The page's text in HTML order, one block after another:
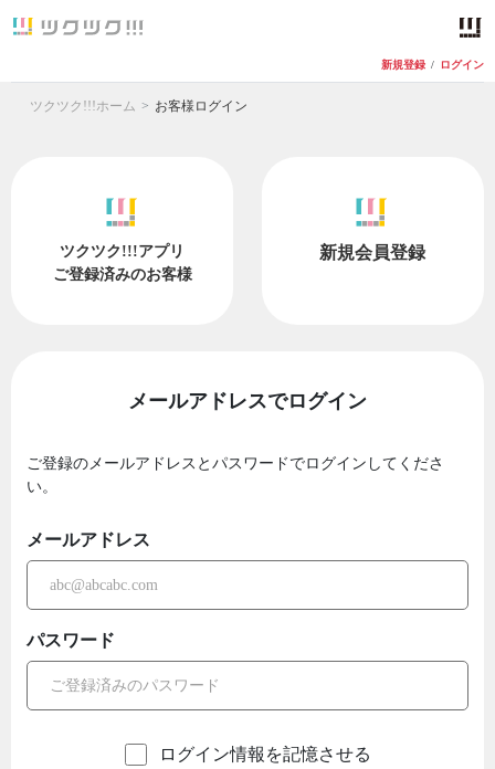
新規登録 / ログイン
ツクツク!!!ホーム お客様ログイン
ツクツク!!!アプリ
ご登録済みのお客様
新規会員登録
メールアドレスでログイン
ご登録のメールアドレスとパスワードでログインしてくださ
い。
メールアドレス
パスワード
ログイン情報を記憶させる